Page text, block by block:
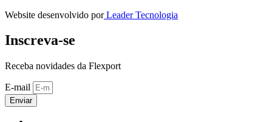
Website desenvolvido porLeader Tecnologia
Inscreva-se
Receba novidades da Flexport
E-mail
Enviar